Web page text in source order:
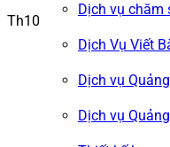
Dịch vụ chăm
Dịch Vụ Viết
Dịch vụ
Dịch vụ
Th10